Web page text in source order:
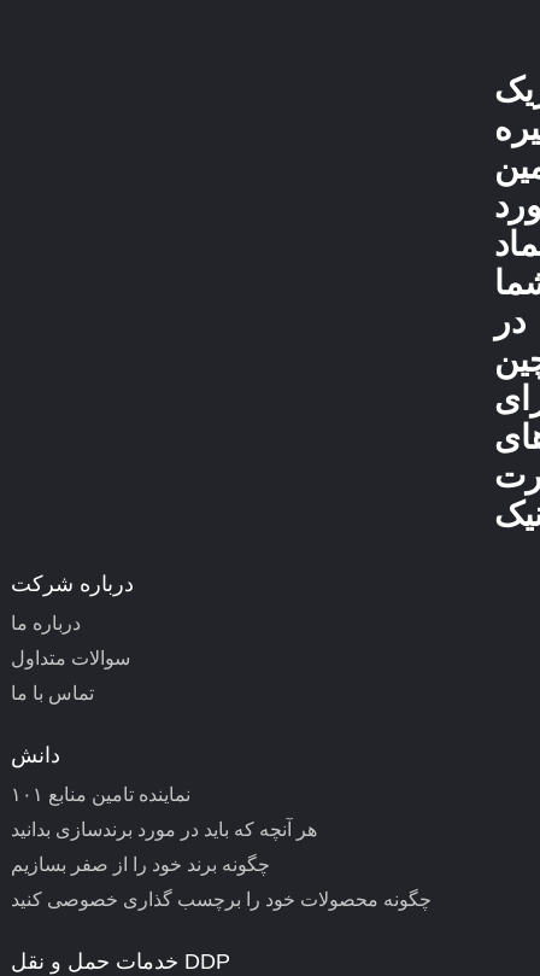
در
درباره شرکت
درباره ما
سوالات متداول
تماس با ما
دانش
نماینده تامین منابع ۱۰۱
هر آنچه که باید در مورد برندسازی بدانید
چگونه برند خود را از صفر بسازیم
چگونه محصولات خود را برچسب گذاری خصوصی کنید
خدمات حمل و نقل DDP